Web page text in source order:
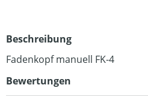
Beschreibung
Fadenkopf manuell FK-4
Bewertungen